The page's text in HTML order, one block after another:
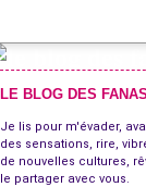
LE BLOG DES
Je lis pour m'évader,
des sensations, rire,
de nouvelles cultures,
le partager avec vous.